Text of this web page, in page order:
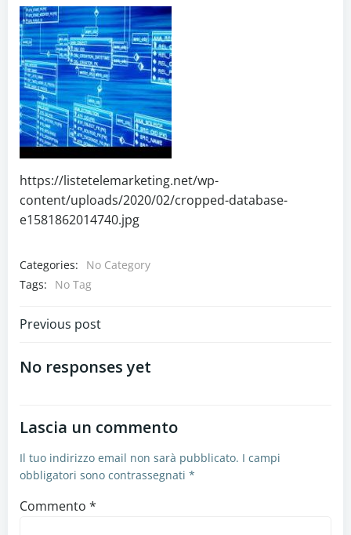
https://listetelemarketing.net/wp-
content/uploads/2020/02/cropped-database-
e1581862014740.jpg
Categories:
No Category
Tags:
No Tag
Navigazione
articoli
Previous post
No responses yet
Lascia un commento
Il tuo indirizzo email non sarà pubblicato. I campi
obbligatori sono contrassegnati *
Commento *